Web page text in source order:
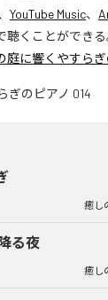
YouTube Music、
くことができる
庭に響くやすらぎ
癒し
る夜
癒し